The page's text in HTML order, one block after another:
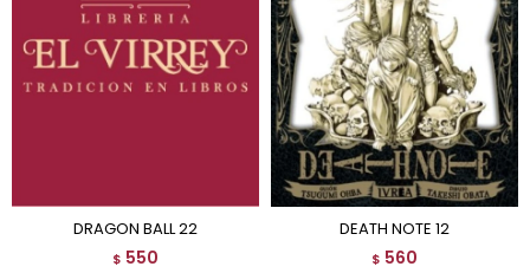
DRAGON BALL 22
$ 550
DEATH NOTE 12
$ 560